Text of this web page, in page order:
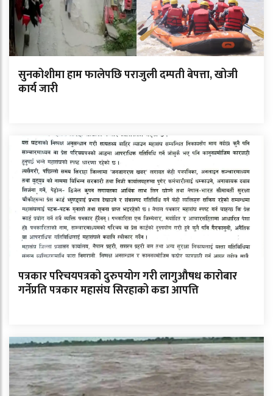
सुनकोशीमा हाम फालेपछि पराजुली दम्पती बेपत्ता, खोजी
कार्य जारी
पत्रकार परिचयपत्रको दुरुपयोग गरी लागुऔषध कारोबार
गर्नेप्रति पत्रकार महासंघ सिरहाको कडा आपत्ति